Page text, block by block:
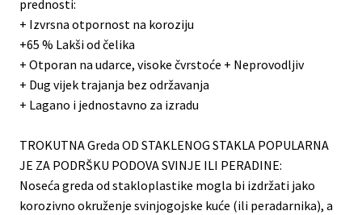
prednosti:
+ Izvrsna otpornost na koroziju
+65 % Lakši od čelika
+ Otporan na udarce, visoke čvrstoće + Neprovodljiv
+ Dug vijek trajanja bez održavanja
+ Lagano i jednostavno za izradu
TROKUTNA Greda OD STAKLENOG STAKLA POPULARNA
JE ZA PODRŠKU PODOVA SVINJE ILI PERADINE:
Noseća greda od stakloplastike mogla bi izdržati jako
korozivno okruženje svinjogojske kuće (ili peradarnika), a